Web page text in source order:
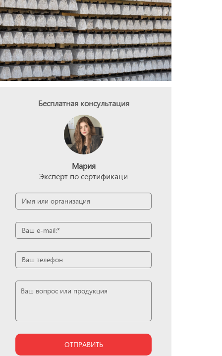
Бесплатная консультация
Мария
Эксперт по сертификаци
ОТПРАВИТЬ